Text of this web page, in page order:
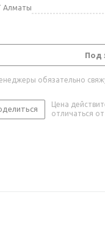
Алматы
Под
обязательно
Цена
отличаться